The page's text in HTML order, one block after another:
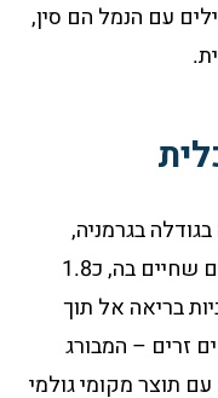
עם הנמל הם סין,
בגרמניה,
מבחינת שטח ומבחינת כמות האנשים שחיים בה, כ1.8
בריאה אל תוך
זרים – המבורג
תוצר מקומי גולמי